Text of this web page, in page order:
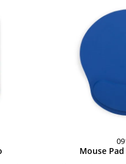
Mouse